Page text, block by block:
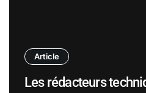
Article
Les rédacteurs